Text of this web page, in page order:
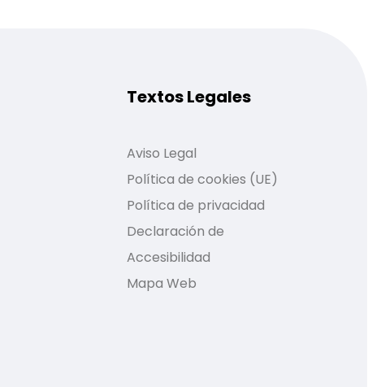
Textos Legales
Aviso Legal
Política de cookies (UE)
Política de privacidad
Declaración de
Accesibilidad
Mapa Web